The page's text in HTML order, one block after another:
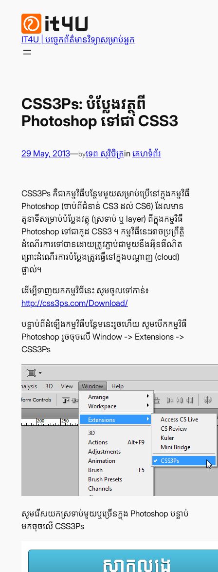
contentIT4U | បច្ចេក​ព័ត៌មានវិទ្យា​សម្រាប់​អ្នក
CSS3Ps: បំប្លែង​វត្ថុ​ពី
Photoshop ទៅ​ជា CSS3
29 May, 2013—byទេព សុវិចិត្រinគេហទំព័រ
CSS3Ps គឺ​ជា​កម្មវិធី​បន្ថែម​មួយ​សម្រាប់​ប្រើ​នៅ​ក្នុង​កម្មវិធី
Photoshop (ចាប់​ពី​ជំនាន់ CS3 ដល់ CS6) ដែល​មាន​
តួនាទី​សម្រាប់​បំប្លែង​វត្ថុ (ស្រទាប់ ឬ layer) ពី​ក្នុង​កម្មវិធី
Photoshop ទៅ​ជា​កូដ CSS3 ។ កម្មវិធី​នេះ​អាច​ប្រព្រឹត្តិ​
ដំណើរ​ការ​ទៅ​បាន​ដោយ​ត្រូវ​ភ្ជាប់​ជាមួយ​នឹង​អ៊ីនធឺណិត
ព្រោះ​ដំណើរ​ការ​បំប្លែង​ត្រូវ​ធ្វើ​នៅ​ក្នុង​បណ្ដាញ (cloud)
ផ្ទាល់។
ដើម្បី​ទាញ​យក​កម្មវិធី​នេះ សូម​ចូល​ទៅ​កាន់៖
http://css3ps.com/Download/
បន្ទាប់​ពី​ដំឡើង​កម្មវិធី​បន្ថែម​នេះ​រួច​ហើយ សូម​បើក​កម្មវិធី
Photoshop រួច​ចុច​លើ Window -> Extensions ->
CSS3Ps
សូម​រើស​យក​ស្រទាប់មួយ​ឬ​ច្រើន​ក្នុង Photoshop បន្ទាប់​
មក​ចុច​លើ CSS3Ps